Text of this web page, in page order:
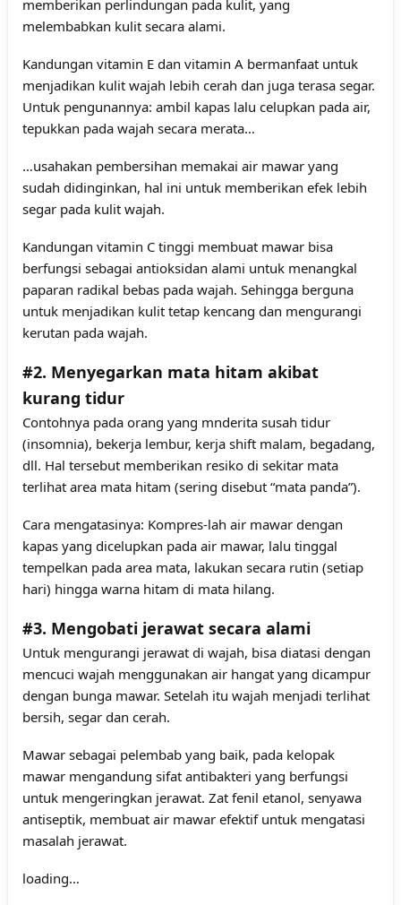
memberikan perlindungan pada kulit, yang
melembabkan kulit secara alami.
Kandungan vitamin E dan vitamin A bermanfaat untuk
menjadikan kulit wajah lebih cerah dan juga terasa segar.
Untuk pengunannya: ambil kapas lalu celupkan pada air,
tepukkan pada wajah secara merata…
…usahakan pembersihan memakai air mawar yang
sudah didinginkan, hal ini untuk memberikan efek lebih
segar pada kulit wajah.
Kandungan vitamin C tinggi membuat mawar bisa
berfungsi sebagai antioksidan alami untuk menangkal
paparan radikal bebas pada wajah. Sehingga berguna
untuk menjadikan kulit tetap kencang dan mengurangi
kerutan pada wajah.
#2. Menyegarkan mata hitam akibat
kurang tidur
Contohnya pada orang yang mnderita susah tidur
(insomnia), bekerja lembur, kerja shift malam, begadang,
dll. Hal tersebut memberikan resiko di sekitar mata
terlihat area mata hitam (sering disebut “mata panda”).
Cara mengatasinya: Kompres-lah air mawar dengan
kapas yang dicelupkan pada air mawar, lalu tinggal
tempelkan pada area mata, lakukan secara rutin (setiap
hari) hingga warna hitam di mata hilang.
#3. Mengobati jerawat secara alami
Untuk mengurangi jerawat di wajah, bisa diatasi dengan
mencuci wajah menggunakan air hangat yang dicampur
dengan bunga mawar. Setelah itu wajah menjadi terlihat
bersih, segar dan cerah.
Mawar sebagai pelembab yang baik, pada kelopak
mawar mengandung sifat antibakteri yang berfungsi
untuk mengeringkan jerawat. Zat fenil etanol, senyawa
antiseptik, membuat air mawar efektif untuk mengatasi
masalah jerawat.
loading…